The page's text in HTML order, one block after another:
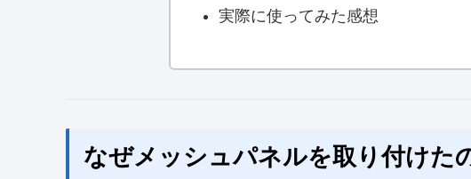
実際に使ってみた感想
なぜメッシュパネルを取り付けた